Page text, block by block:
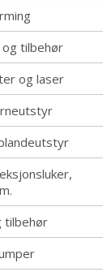
tilbehør
og laser
tilbehør